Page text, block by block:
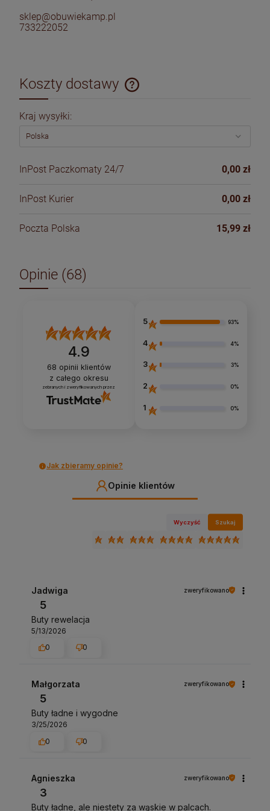
sklep@obuwiekamp.pl
733222052
Koszty dostawy
Cena nie zawiera ewentualnych kosztów płatności
Kraj wysyłki:
InPost Paczkomaty 24/7 0,00 zł
InPost Kurier 0,00 zł
Poczta Polska 15,99 zł
Opinie (68)
4.9
68 opinii klientów
z całego okresu
zebranych i zweryfikowanych przez
5 93%
4 4%
3 3%
2 0%
1 0%
Jak zbieramy opinie?
Opinie klientów
Wyczyść Szukaj
Jadwiga zweryfikowano
5
Buty rewelacja
5/13/2026
0
0
Małgorzata zweryfikowano
5
Buty ładne i wygodne
3/25/2026
0
0
Agnieszka zweryfikowano
3
Buty ładne, ale niestety za wąskie w palcach.